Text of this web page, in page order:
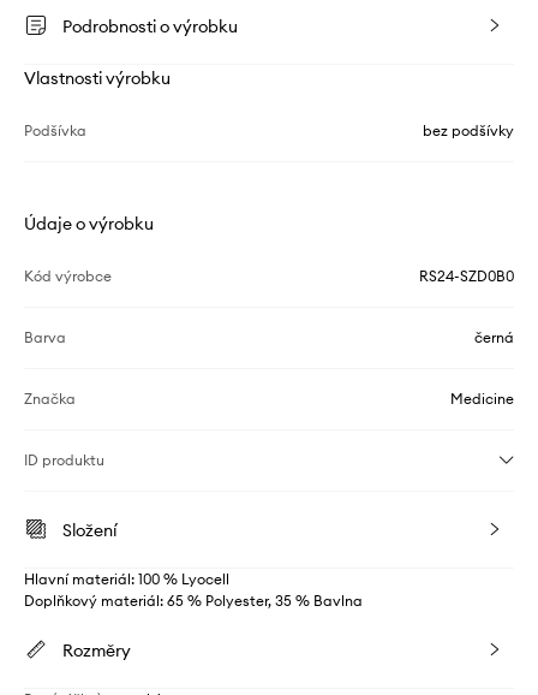
Podrobnosti o výrobku
Vlastnosti výrobku
Podšívka bez podšívky
Údaje o výrobku
Kód výrobce RS24-SZD0B0
Barva černá
Značka Medicine
ID produktu
Složení
Hlavní materiál: 100 % Lyocell
Doplňkový materiál: 65 % Polyester, 35 % Bavlna
Rozměry